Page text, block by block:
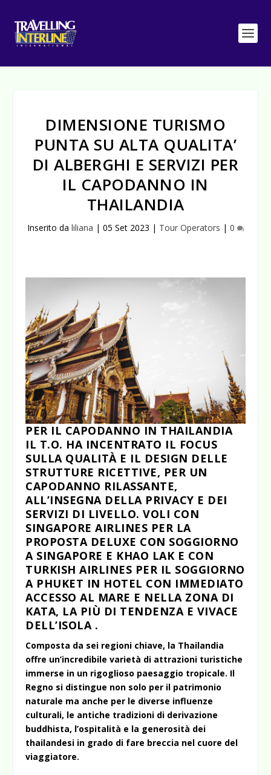
DIMENSIONE TURISMO
PUNTA SU ALTA QUALITA’
DI ALBERGHI E SERVIZI PER
IL CAPODANNO IN
THAILANDIA
Inserito da liliana | 05 Set 2023 | Tour Operators | 0
PER IL CAPODANNO IN THAILANDIA
IL T.O. HA INCENTRATO IL FOCUS
SULLA QUALITÀ E IL DESIGN DELLE
STRUTTURE RICETTIVE, PER UN
CAPODANNO RILASSANTE,
ALL’INSEGNA DELLA PRIVACY E DEI
SERVIZI DI LIVELLO. VOLI CON
SINGAPORE AIRLINES PER LA
PROPOSTA DELUXE CON SOGGIORNO
A SINGAPORE E KHAO LAK E CON
TURKISH AIRLINES PER IL SOGGIORNO
A PHUKET IN HOTEL CON IMMEDIATO
ACCESSO AL MARE E NELLA ZONA DI
KATA, LA PIÙ DI TENDENZA E VIVACE
DELL’ISOLA .
Composta da sei regioni chiave, la Thailandia
offre un’incredibile varietà di attrazioni turistiche
immerse in un rigoglioso paesaggio tropicale. Il
Regno si distingue non solo per il patrimonio
naturale ma anche per le diverse influenze
culturali, le antiche tradizioni di derivazione
buddhista, l’ospitalità e la generosità dei
thailandesi in grado di fare breccia nel cuore del
viaggiatore.